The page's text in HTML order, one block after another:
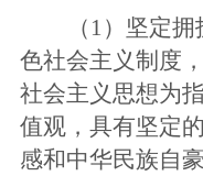
（ 1）坚定
色社会主义制度
社会主义思想为
值观，具有坚定
感和中华民族自豪